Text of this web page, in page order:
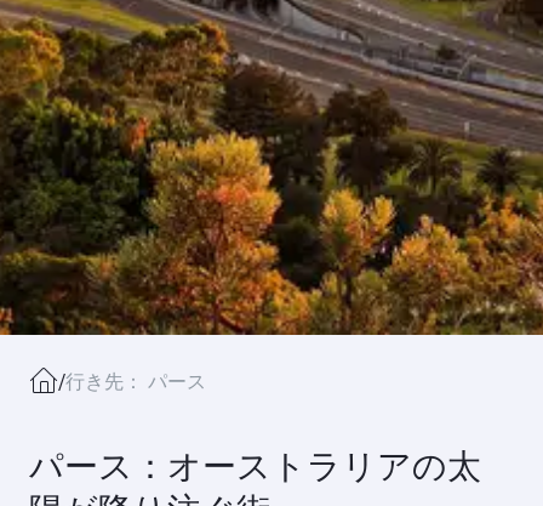
/行き先： パース
パース：オーストラリアの太